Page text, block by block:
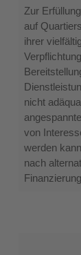
Die
Möglichkeiten
und
Zur
auf
ihrer
nicht
von
werden
nach